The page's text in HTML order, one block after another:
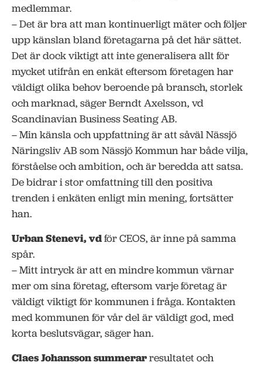
medlemmar.
– Det är bra att man kontinuerligt mäter och följer
upp känslan bland företagarna på det här sättet.
Det är dock viktigt att inte generalisera allt för
mycket utifrån en enkät eftersom företagen har
väldigt olika behov beroende på bransch, storlek
och marknad, säger Berndt Axelsson, vd
Scandinavian Business Seating AB.
– Min känsla och uppfattning är att såväl Nässjö
Näringsliv AB som Nässjö Kommun har både vilja,
förståelse och ambition, och är beredda att satsa.
De bidrar i stor omfattning till den positiva
trenden i enkäten enligt min mening, fortsätter
han.
Urban Stenevi, vdför CEOS, är inne på samma
spår.
– Mitt intryck är att en mindre kommun värnar
mer om sina företag, eftersom varje företag är
väldigt viktigt för kommunen i fråga. Kontakten
med kommunen för vår del är väldigt god, med
korta beslutsvägar, säger han.
Claes Johansson summerarresultatet och